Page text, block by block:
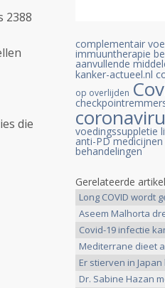
2388
die
complementair
immuuntherapie
aanvullende
kanker-actueel.nl
op overlijden
voedingssuppletie
anti-PD medicijnen
behandelingen
Gerelateerde
Long COVID wordt
Aseem Malhorta
Covid-19 infectie
Mediterrane dieet
Er stierven in
Dr. Sabine Hazan